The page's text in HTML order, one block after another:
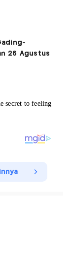
26 Agustus